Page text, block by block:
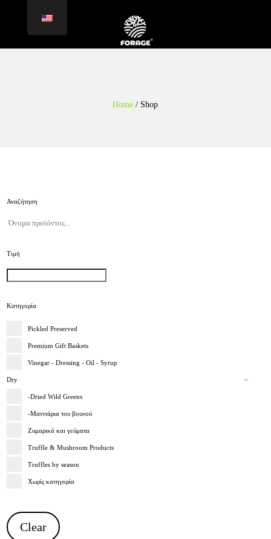
Home / Shop
Αναζήτηση
Τιμή
Κατηγορία
Pickled Preserved
Premium Gift Baskets
Vinegar - Dressing - Oil - Syrup
Dry
-Dried Wild Greens
-Μανιτάρια του βουνού
Ζυμαρικά και γεύματα
Truffle & Mushroom Products
Truffles by season
Χωρίς κατηγορία
Clear